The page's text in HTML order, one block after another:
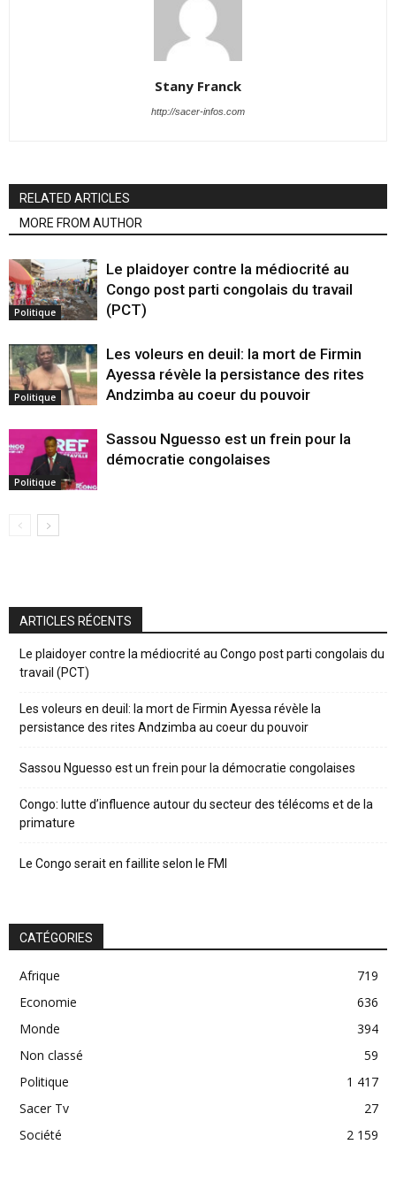
Stany Franck
http://sacer-infos.com
RELATED ARTICLES
MORE FROM AUTHOR
Politique
Le plaidoyer contre la médiocrité au
Congo post parti congolais du travail
(PCT)
Politique
Les voleurs en deuil: la mort de Firmin
Ayessa révèle la persistance des rites
Andzimba au coeur du pouvoir
Politique
Sassou Nguesso est un frein pour la
démocratie congolaises
ARTICLES RÉCENTS
Le plaidoyer contre la médiocrité au Congo post parti congolais du
travail (PCT)
Les voleurs en deuil: la mort de Firmin Ayessa révèle la
persistance des rites Andzimba au coeur du pouvoir
Sassou Nguesso est un frein pour la démocratie congolaises
Congo: lutte d’influence autour du secteur des télécoms et de la
primature
Le Congo serait en faillite selon le FMI
CATÉGORIES
Afrique
719
Economie
636
Monde
394
Non classé
59
Politique
1 417
Sacer Tv
27
Société
2 159